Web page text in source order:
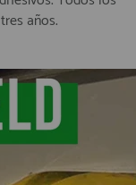
años.